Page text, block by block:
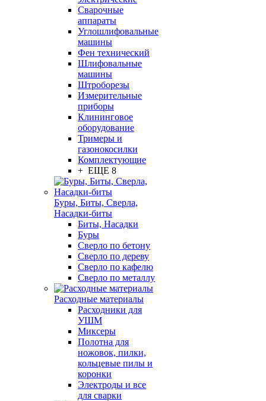
Сварочные
аппараты
Углошлифовальные
машины
Фен технический
Шлифовальные
машины
Штроборезы
Измерительные
приборы
Клининговое
оборудование
Тримеры и
газонокосилки
Комплектующие
+ ЕЩЕ 8
Буры, Биты, Сверла,
Насадки-биты
Биты, Насадки
Буры
Сверло по бетону
Сверло по дереву
Сверло по кафелю
Сверло по металлу
Расходные материалы
Расходники для
УШМ
Миксеры
Полотна для
ножовок, пилки,
кольцевые пилы и
коронки
Электроды и все
для сварки